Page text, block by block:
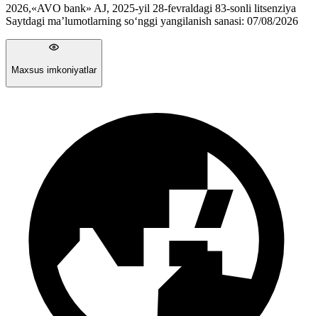
2026,«AVO bank» AJ, 2025-yil 28-fevraldagi 83-sonli litsenziya
Saytdagi ma’lumotlarning so‘nggi yangilanish sanasi: 07/08/2026
Maxsus imkoniyatlar